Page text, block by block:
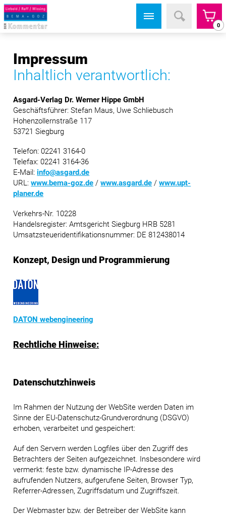
0
Impressum
Inhaltlich verantwortlich:
Asgard-Verlag Dr. Werner Hippe GmbH
Geschäftsführer: Stefan Maus, Uwe Schliebusch
Hohenzollernstraße 117
53721 Siegburg
Telefon: 02241 3164-0
Telefax: 02241 3164-36
E-Mail:info@asgard.de
URL:www.bema-goz.de /www.asgard.de /www.upt-
planer.de
Verkehrs-Nr. 10228
Handelsregister: Amtsgericht Siegburg HRB 5281
Umsatzsteueridentifikationsnummer: DE 812438014
Konzept, Design und Programmierung
DATON webengineering
Rechtliche Hinweise:
Datenschutzhinweis
Im Rahmen der Nutzung der WebSite werden Daten im
Sinne der EU-Datenschutz-Grundverordnung (DSGVO)
erhoben, verarbeitet und gespeichert:
Auf den Servern werden Logfiles über den Zugriff des
Betrachters der Seiten aufgezeichnet. Insbesondere wird
vermerkt: feste bzw. dynamische IP-Adresse des
aufrufenden Nutzers, aufgerufene Seiten, Browser Typ,
Referrer-Adressen, Zugriffsdatum und Zugriffszeit.
Der Webmaster bzw. der Betreiber der WebSite kann